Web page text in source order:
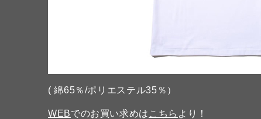
( 綿65％/ポリエステル35％）
WEBでのお買い求めは こちら より！